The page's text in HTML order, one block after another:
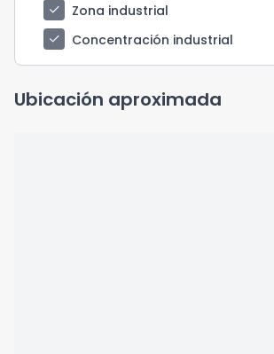
check
Zona industrial
check
Concentración industrial
Ubicación aproximada